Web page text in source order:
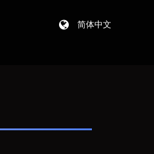
简体中文